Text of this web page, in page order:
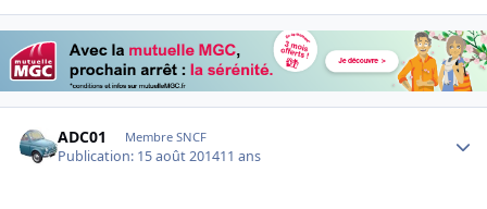
ADC01 Membre SNCF
Publication: 15 août 201411 ans